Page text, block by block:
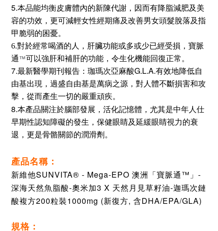
5.本品能均衡皮膚體內的新陳代謝，因而有降脂減肥及美
容的功效， 更可減輕女性經期痛及改善男女頭髮脫落及指
甲脆弱的困憂。
6.對於經常喝酒的人，肝臟功能或多或少已經受損，寶脈
通™可以強肝和補肝的功能，令生化機能回復正常。
7.最新醫學期刊報告：珈瑪次亞麻酸G.L.A.有效地降低自
由基出現，過盛自由基是萬病之源，對人體不斷損害和攻
擊，從而產生一切的嚴重頑疾。
8.本產品關注於腦部發展，活化記憶體，尤其是中年人仕
早期性認知障礙的發生，保健眼睛及延緩眼睛視力的衰
退，更是骨骼關節的潤滑劑 。
產品名稱：
新維他SUNVITA® - Mega-EPO 澳洲「寶脈通™」-
深海天然魚脂酸-奧米加3 X 天然月見草籽油-迦瑪次鏈
酸複方200粒裝1000mg (新復方, 含DHA/EPA/GLA)
規格：